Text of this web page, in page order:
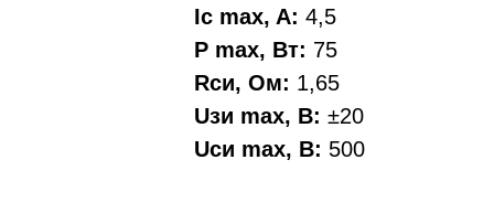
Ic max, A: 4,5
P max, Вт: 75
Rси, Oм: 1,65
Uзи max, В: ±20
Uси max, В: 500